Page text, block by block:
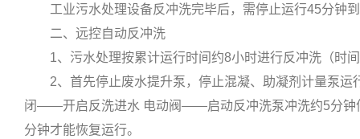
工业污水处理设备反冲洗完毕后，需停止运行45分钟到
二、远控自动反冲洗
1、污水处理按累计运行时间约8小时进行反冲洗（时
2、首先停止废水提升泵，停止混凝、助凝剂计量泵
闭——开启反洗进水 电动阀——启动反冲洗泵冲洗约5分钟
分钟才能恢复运行。